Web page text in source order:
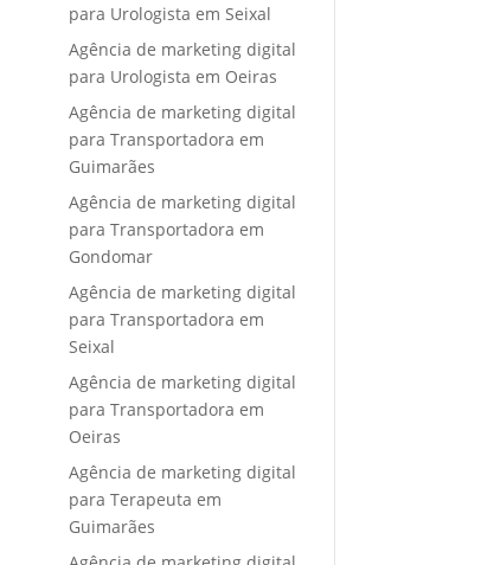
para Urologista em Seixal
Agência de marketing digital
para Urologista em Oeiras
Agência de marketing digital
para Transportadora em
Guimarães
Agência de marketing digital
para Transportadora em
Gondomar
Agência de marketing digital
para Transportadora em
Seixal
Agência de marketing digital
para Transportadora em
Oeiras
Agência de marketing digital
para Terapeuta em
Guimarães